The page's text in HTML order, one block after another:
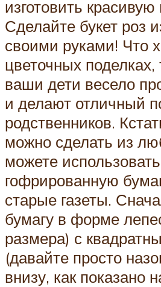
изготовить красивую
Сделайте букет роз
своими руками! Что
цветочных поделках,
ваши дети весело
и делают отличный
родственников.
можно сделать из
можете
гофрированную
старые газеты.
бумагу в форме
размера) с
(давайте просто
внизу, как показано